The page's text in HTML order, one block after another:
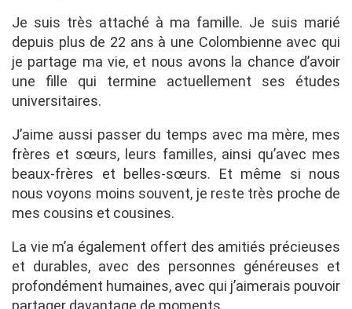
Je suis très attaché à ma famille. Je suis marié
depuis plus de 22 ans à une Colombienne avec qui
je partage ma vie, et nous avons la chance d’avoir
une fille qui termine actuellement ses études
universitaires.
J’aime aussi passer du temps avec ma mère, mes
frères et sœurs, leurs familles, ainsi qu’avec mes
beaux-frères et belles-sœurs. Et même si nous
nous voyons moins souvent, je reste très proche de
mes cousins et cousines.
La vie m’a également offert des amitiés précieuses
et durables, avec des personnes généreuses et
profondément humaines, avec qui j’aimerais pouvoir
partager davantage de moments.